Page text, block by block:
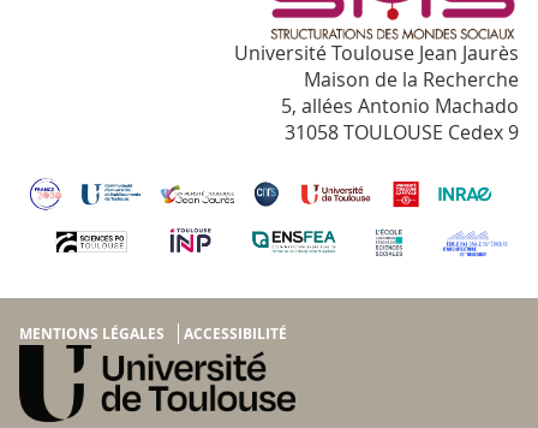
Université Toulouse Jean Jaurès
Maison de la Recherche
5, allées Antonio Machado
31058 TOULOUSE Cedex 9
MENTIONS LÉGALES ACCESSIBILITÉ